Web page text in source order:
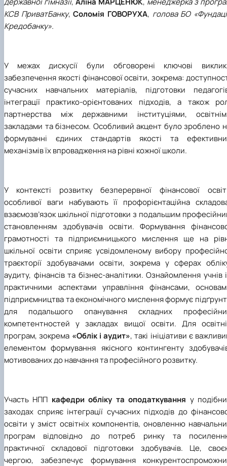
КСВ ПриватБанку,Соломія ГОВОРУХА, голова БО
Кредобанку».
У межах дискусії були обговорені ключові
забезпечення якості фінансової освіти, зокрема:
сучасних навчальних матеріалів, підготовки
інтеграції практико-орієнтованих підходів, а також
партнерства між державними інституціями,
закладами та бізнесом. Особливий акцент було зроблено
формуванні єдиних стандартів якості та
механізмів їх впровадження на рівні кожної школи.
У контексті розвитку безперервної фінансової
особливої ваги набувають її профорієнтаційна
взаємозв’язок шкільної підготовки з подальшим
становленням здобувачів освіти. Формування
грамотності та підприємницького мислення ще на
шкільної освіти сприяє усвідомленому вибору
траєкторії здобувачами освіти, зокрема у сферах
аудиту, фінансів та бізнес-аналітики. Ознайомлення учнів
практичними аспектами управління фінансами,
підприємництва та економічного мислення формує
для подальшого опанування складних
компетентностей у закладах вищої освіти. Для
програм, зокрема «Облік і аудит», такі ініціативи є
елементом формування якісного контингенту
мотивованих до навчання та професійного розвитку.
Участь НПП кафедри обліку та оподаткування у
заходах сприяє інтеграції сучасних підходів до
освіти у зміст освітніх компонентів, оновленню
програм відповідно до потреб ринку та
практичної складової підготовки здобувачів. Це,
чергою, забезпечує формування